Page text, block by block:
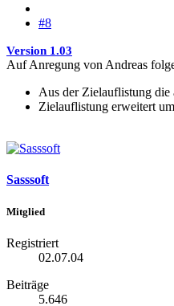
#8
Version 1.03
Auf Anregung von Andreas
Aus der Zielauflistung
Zielauflistung erweitert
Sasssoft
Mitglied
Registriert
02.07.04
Beiträge
5.646